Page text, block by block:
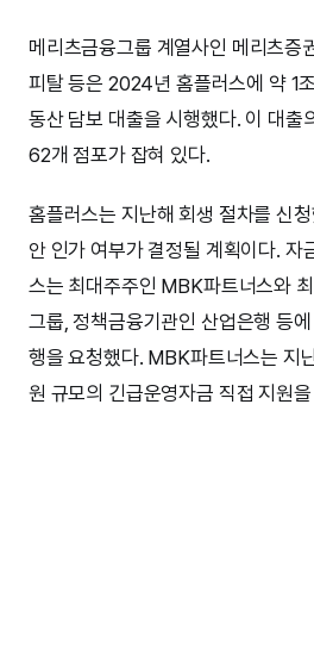
메리츠금융그룹 계열사인 메리츠증
피탈 등은 2024년 홈플러스에 약 1
동산 담보 대출을 시행했다. 이 대출
62개 점포가 잡혀 있다.
홈플러스는 지난해 회생 절차를 신
안 인가 여부가 결정될 계획이다. 자
스는 최대주주인 MBK파트너스와
그룹, 정책금융기관인 산업은행 등
행을 요청했다. MBK파트너스는 지
원 규모의 긴급운영자금 직접 지원